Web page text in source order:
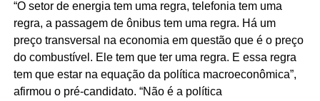
“O setor de energia tem uma regra, telefonia tem uma
regra, a passagem de ônibus tem uma regra. Há um
preço transversal na economia em questão que é o preço
do combustível. Ele tem que ter uma regra. E essa regra
tem que estar na equação da política macroeconômica”,
afirmou o pré-candidato. “Não é a política